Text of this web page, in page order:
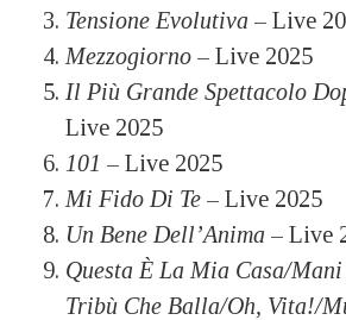
Tensione Evolutiva – Live
Mezzogiorno – Live 2025
Il Più Grande Spettacolo
Live 2025
101 – Live 2025
Mi Fido Di Te – Live 2025
Un Bene Dell’Anima – Live
Questa È La Mia Casa/
Tribù Che Balla/Oh, Vita!/